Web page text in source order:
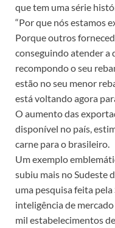
que tem uma série
“Por que nós estamos
Porque outros
conseguindo atender a
recompondo o seu
estão no seu menor
está voltando agora
O aumento das
disponível no país,
carne para o brasileiro.
Um exemplo
subiu mais no Sudeste
uma pesquisa feita
inteligência de
mil estabelecimentos